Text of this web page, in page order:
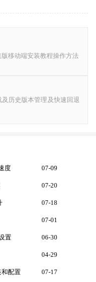
版移动端安装教程操作方法
及历史版本管理及快速回退
度 07-09
07-20
07-18
07-01
置 06-30
04-29
和配置 07-17